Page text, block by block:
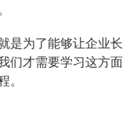
是为了能够让企业长
们才需要学习这方面
。